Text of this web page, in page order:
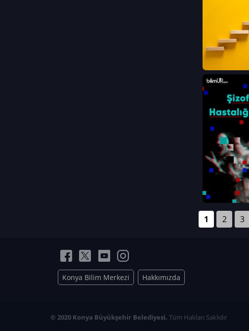
1 2 3
Konya Bilim Merkezi Hakkımızda
© 2020 Konya Büyükşehir Belediyesi. Tüm Hakları Saklıdır